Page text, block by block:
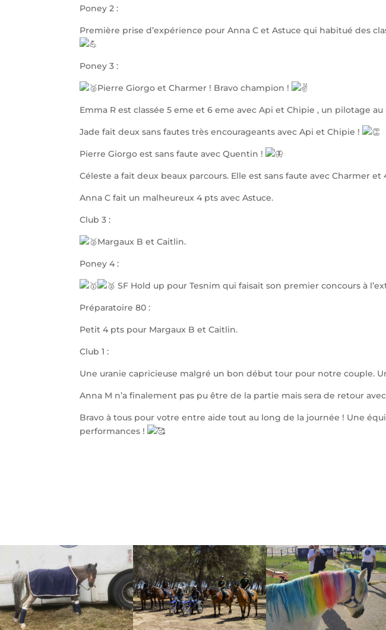
Poney 2 :
Première prise d’expérience pour Anna C et Astuce qui habitué des
Poney 3 :
Pierre Giorgo et Charmer ! Bravo champion !
Emma R est classée 5 eme et 6 eme avec Api et Chipie , un pilotage
Jade fait deux sans fautes très encourageants avec Api et Chipie !
Pierre Giorgo est sans faute avec Quentin !
Céleste a fait deux beaux parcours. Elle est sans faute avec Charmer et
Anna C fait un malheureux 4 pts avec Astuce.
Club 3 :
Margaux B et Caitlin.
Poney 4 :
SF Hold up pour Tesnim qui faisait son premier concours à
Préparatoire 80 :
Petit 4 pts pour Margaux B et Caitlin.
Club 1 :
Une uranie capricieuse malgré un bon début tour pour notre couple.
Anna M n’a finalement pas pu être de la partie mais sera de retour
Bravo à tous pour votre entre aide tout au long de la journée ! Une
performances !